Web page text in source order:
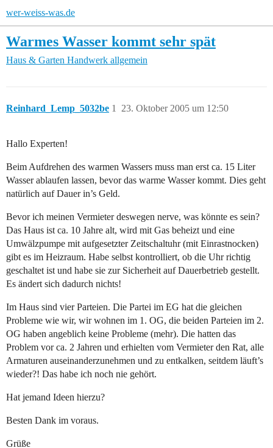
wer-weiss-was.de
Warmes Wasser kommt sehr spät
Haus & Garten Handwerk allgemein
Reinhard_Lemp_5032be 23. Oktober 2005 um 12:50
1
Hallo Experten!
Beim Aufdrehen des warmen Wassers muss man erst ca. 15 Liter
Wasser ablaufen lassen, bevor das warme Wasser kommt. Dies geht
natürlich auf Dauer in’s Geld.
Bevor ich meinen Vermieter deswegen nerve, was könnte es sein?
Das Haus ist ca. 10 Jahre alt, wird mit Gas beheizt und eine
Umwälzpumpe mit aufgesetzter Zeitschaltuhr (mit Einrastnocken)
gibt es im Heizraum. Habe selbst kontrolliert, ob die Uhr richtig
geschaltet ist und habe sie zur Sicherheit auf Dauerbetrieb gestellt.
Es ändert sich dadurch nichts!
Im Haus sind vier Parteien. Die Partei im EG hat die gleichen
Probleme wie wir, wir wohnen im 1. OG, die beiden Parteien im 2.
OG haben angeblich keine Probleme (mehr). Die hatten das
Problem vor ca. 2 Jahren und erhielten vom Vermieter den Rat, alle
Armaturen auseinanderzunehmen und zu entkalken, seitdem läuft’s
wieder?! Das habe ich noch nie gehört.
Hat jemand Ideen hierzu?
Besten Dank im voraus.
Grüße